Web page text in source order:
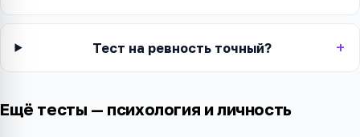
Тест на ревность точный?
Ещё тесты — психология и личность